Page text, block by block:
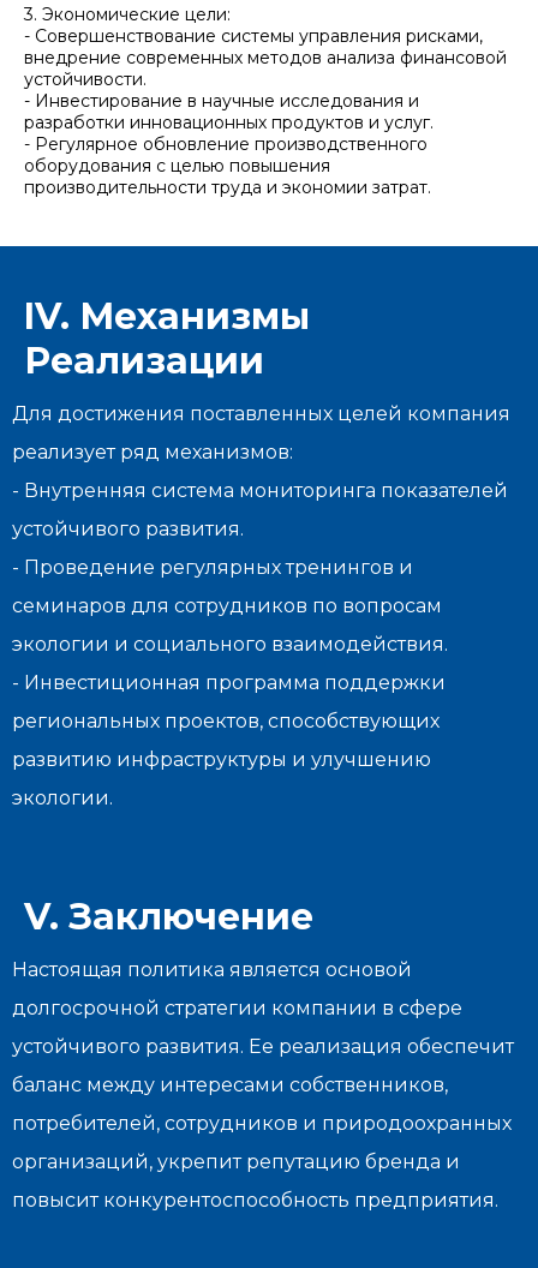
3. Экономические цели:
- Совершенствование системы управления рисками,
внедрение современных методов анализа финансовой
устойчивости.
- Инвестирование в научные исследования и
разработки инновационных продуктов и услуг.
- Регулярное обновление производственного
оборудования с целью повышения
производительности труда и экономии затрат.
IV. Механизмы
Реализации
Для достижения поставленных целей компания
реализует ряд механизмов:
- Внутренняя система мониторинга показателей
устойчивого развития.
- Проведение регулярных тренингов и
семинаров для сотрудников по вопросам
экологии и социального взаимодействия.
- Инвестиционная программа поддержки
региональных проектов, способствующих
развитию инфраструктуры и улучшению
экологии.
V. Заключение
Настоящая политика является основой
долгосрочной стратегии компании в сфере
устойчивого развития. Ее реализация обеспечит
баланс между интересами собственников,
потребителей, сотрудников и природоохранных
организаций, укрепит репутацию бренда и
повысит конкурентоспособность предприятия.